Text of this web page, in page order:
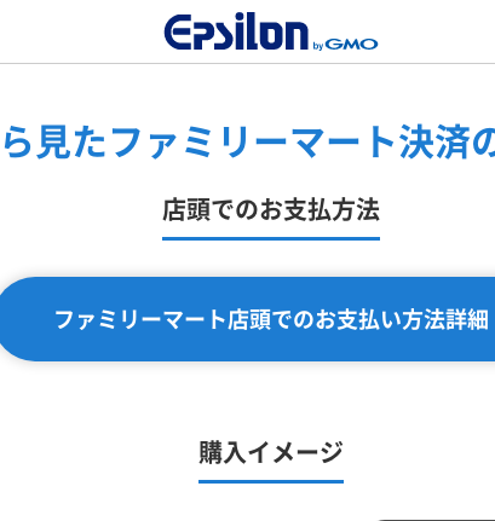
見たファミリーマート決済
店頭でのお支払方法
ファミリーマート店頭でのお支払い方法詳細
購入イメージ